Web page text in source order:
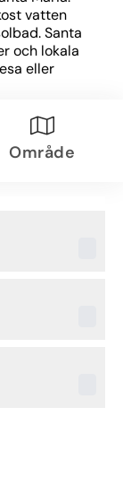
vatten
Santa
och lokala
eller
i ljusa
och
extra
Område